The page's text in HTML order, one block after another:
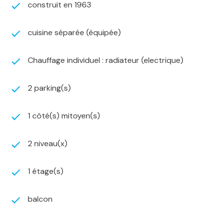
• Potentiel constructible résiduel permettant une
• Atelier attenant à la maison offrant un espace de
Les plus :
• Deux tableaux électriques déjà installés
• Tout-à-l'égout
habitation bi-famille ou une résidence principale avec
revenu complémentaire
Le bien est actuellement classé E.
réalisée et permettrait d'atteindre :
construit en 1963
cuisine séparée (équipée)
Chauffage individuel : radiateur (electrique)
2 parking(s)
1 côté(s) mitoyen(s)
2 niveau(x)
1 étage(s)
balcon